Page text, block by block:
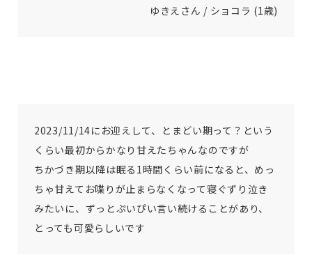
ゆきえさん / ショコラ (1歳)
2023/11/14にお迎えして、とまどい期って？という
くらい最初からかなり甘えたちゃんなのですが
ちかづき期以降は眠る1時間くらい前になると、めっ
ちゃ甘えてお喋りが止まらなくなって寝ぐずり泣き
みたいに、ずっとぷいぴい言い続けることがあり、
とっても可愛らしいです